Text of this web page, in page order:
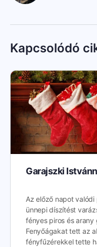
Kapcsolódó
Garajszki
Az előző napot
ünnepi díszítést
fényes piros és
Fenyőágakat tett az
fényfűzérekkel tette